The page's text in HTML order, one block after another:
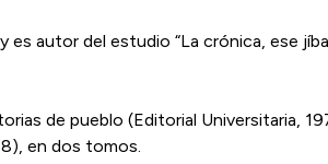
autor del estudio “La crónica, ese
de pueblo (Editorial Universitaria,
en dos tomos.